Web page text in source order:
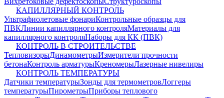
КАПИЛЛЯРНЫЙ КОНТРОЛЬ
Ультрафиолетовые фонариКонтрольные образцы для
ПВКЛинии капиллярного контроляМатериалы для
капиллярного контроляНаборы для КК (ПВК)
КОНТРОЛЬ В СТРОИТЕЛЬСТВЕ
ТепловизорыДинамометрыИзмерители прочности
бетонаКонтроль арматурыКреномерыЛазерные нивелиры
КОНТРОЛЬ ТЕМПЕРАТУРЫ
Датчики температурыЗонды для термометровЛоггеры
температурыПирометрыПриборы теплового